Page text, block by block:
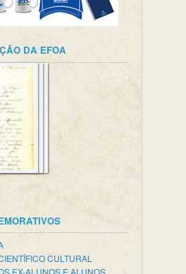
DA EFOA
CULTURAL
EX-ALUNOS E ALUNOS